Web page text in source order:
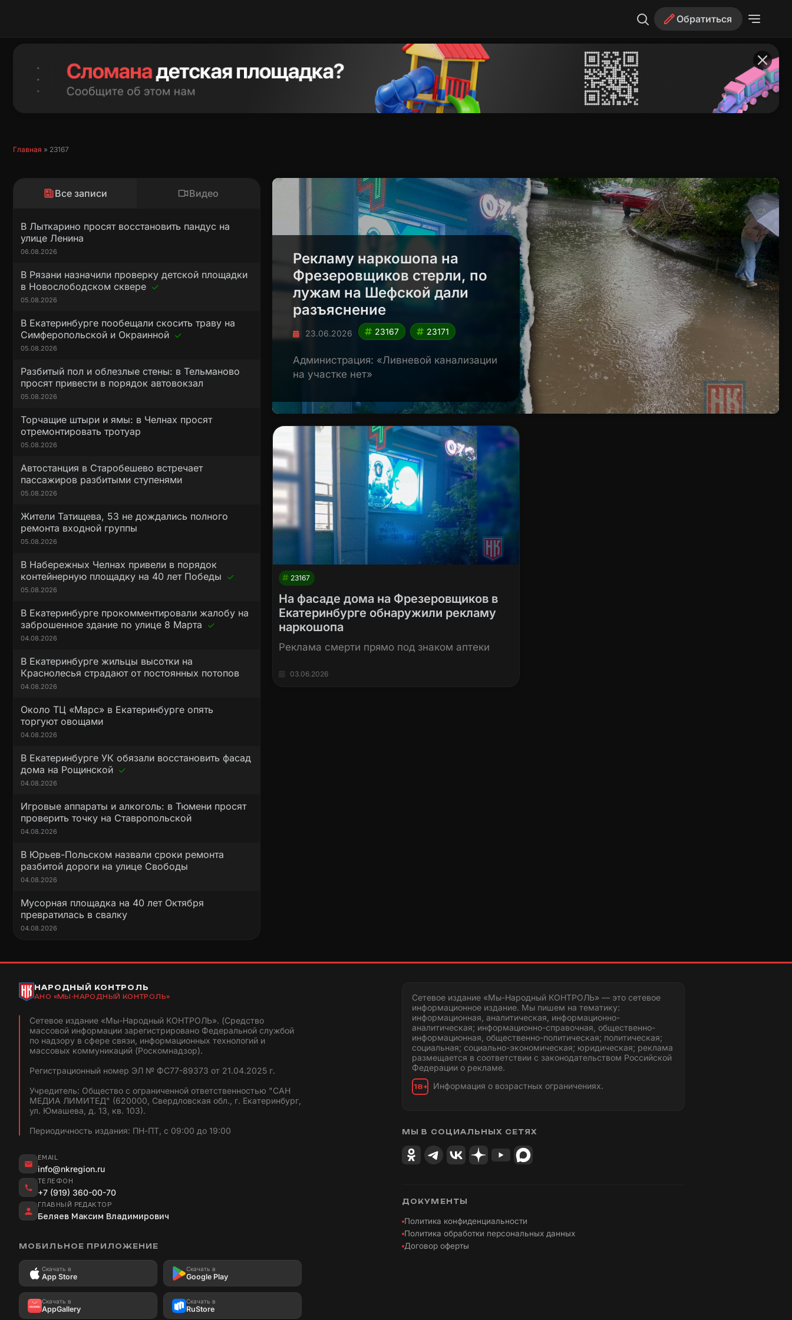
Обратиться
Главная » 23167
Все записи Видео
В Лыткарино просят восстановить пандус на
улице Ленина
06.08.2026
В Рязани назначили проверку детской площадки
в Новослободском сквере
05.08.2026
В Екатеринбурге пообещали скосить траву на
Симферопольской и Окраинной
05.08.2026
Разбитый пол и облезлые стены: в Тельманово
просят привести в порядок автовокзал
05.08.2026
Торчащие штыри и ямы: в Челнах просят
отремонтировать тротуар
05.08.2026
Автостанция в Старобешево встречает
пассажиров разбитыми ступенями
05.08.2026
Жители Татищева, 53 не дождались полного
ремонта входной группы
05.08.2026
В Набережных Челнах привели в порядок
контейнерную площадку на 40 лет Победы
05.08.2026
В Екатеринбурге прокомментировали жалобу на
заброшенное здание по улице 8 Марта
04.08.2026
В Екатеринбурге жильцы высотки на
Краснолесья страдают от постоянных потопов
04.08.2026
Около ТЦ «Марс» в Екатеринбурге опять
торгуют овощами
04.08.2026
В Екатеринбурге УК обязали восстановить фасад
дома на Рощинской
04.08.2026
Игровые аппараты и алкоголь: в Тюмени просят
проверить точку на Ставропольской
04.08.2026
В Юрьев-Польском назвали сроки ремонта
разбитой дороги на улице Свободы
04.08.2026
Мусорная площадка на 40 лет Октября
превратилась в свалку
04.08.2026
Рекламу наркошопа на
Фрезеровщиков стерли, по
лужам на Шефской дали
разъяснение
23.06.2026 23167 23171
Администрация: «Ливневой канализации
на участке нет»
23167
На фасаде дома на Фрезеровщиков в
Екатеринбурге обнаружили рекламу
наркошопа
Реклама смерти прямо под знаком аптеки
03.06.2026
НАРОДНЫЙ КОНТРОЛЬ
АНО «МЫ-НАРОДНЫЙ КОНТРОЛЬ»
Сетевое издание «Мы-Народный КОНТРОЛЬ». (Средство
массовой информации зарегистрировано Федеральной службой
по надзору в сфере связи, информационных технологий и
массовых коммуникаций (Роскомнадзор).
Регистрационный номер ЭЛ № ФС77-89373 от 21.04.2025 г.
Учредитель: Общество с ограниченной ответственностью "САН
МЕДИА ЛИМИТЕД" (620000, Свердловская обл., г. Екатеринбург,
ул. Юмашева, д. 13, кв. 103).
Периодичность издания: ПН-ПТ, с 09:00 до 19:00
EMAIL
info@nkregion.ru
ТЕЛЕФОН
+7 (919) 360-00-70
ГЛАВНЫЙ РЕДАКТОР
Беляев Максим Владимирович
МОБИЛЬНОЕ ПРИЛОЖЕНИЕ
Скачать в
App Store
Скачать в
Google Play
Скачать в
AppGallery
Скачать в
RuStore
Сетевое издание «Мы-Народный КОНТРОЛЬ» — это сетевое
информационное издание. Мы пишем на тематику:
информационная, аналитическая, информационно-
аналитическая; информационно-справочная, общественно-
информационная, общественно-политическая; политическая;
социальная; социально-экономическая; юридическая; реклама
размещается в соответствии с законодательством Российской
Федерации о рекламе.
18+ Информация о возрастных ограничениях.
МЫ В СОЦИАЛЬНЫХ СЕТЯХ
ДОКУМЕНТЫ
Политика конфиденциальности
Политика обработки персональных данных
Договор оферты